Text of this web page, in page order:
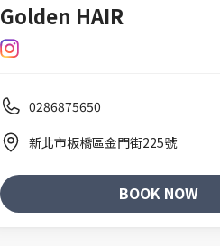
Golden HAIR
0286875650
新北市板橋區金門街225號
BOOK NOW